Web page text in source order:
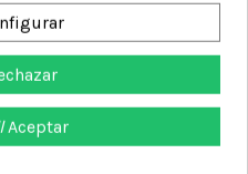
Camiseta Puma Power Cropped
Azul
26,95 €
Aceptar